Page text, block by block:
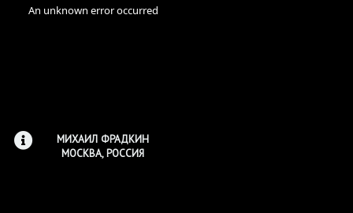
МИХАИЛ ФРАДКИН
МОСКВА, РОССИЯ